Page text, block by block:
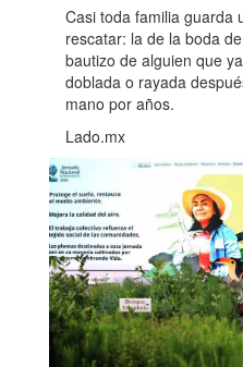
Casi toda familia guarda
rescatar: la de la boda
bautizo de alguien que
doblada o rayada
mano por años.
Lado.mx